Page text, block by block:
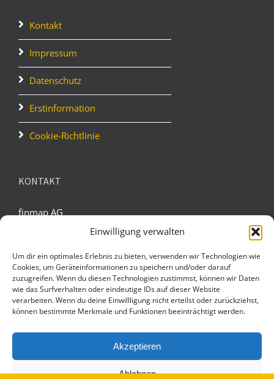
Einwilligung verwalten
Um dir ein optimales Erlebnis zu bieten, verwenden wir Technologien wie
Cookies, um Geräteinformationen zu speichern und/oder darauf
zuzugreifen. Wenn du diesen Technologien zustimmst, können wir Daten
wie das Surfverhalten oder eindeutige IDs auf dieser Website
verarbeiten. Wenn du deine Einwillligung nicht erteilst oder zurückziehst,
können bestimmte Merkmale und Funktionen beeinträchtigt werden.
Akzeptieren
Ablehnen
Kontakt
Impressum
Datenschutz
Erstinformation
Cookie-Richtlinie
KONTAKT
finmap AG
Tel.: 02622 - 9869916
Fax: 0551 - 273790020
E-Mail: service(at)finmap.ag
BESTENS INFORMIERT!
Mit finmap AG in Kontakt bleiben und immer bestens